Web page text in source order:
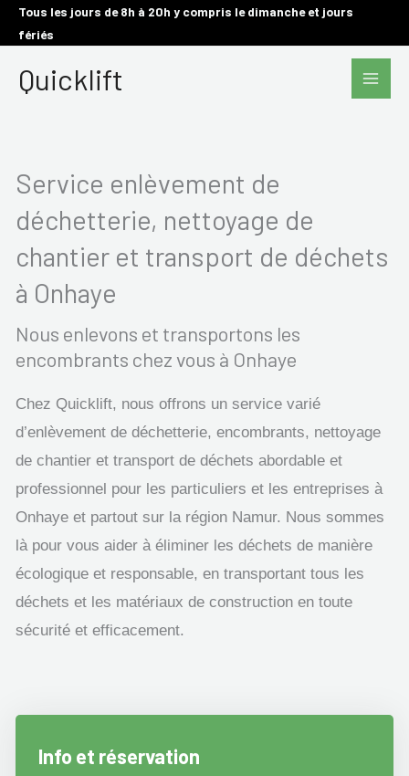
AllerTous les jours de 8h à 20h y compris le dimanche et jours
fériés
Quicklift
Main
Service enlèvement de
déchetterie, nettoyage de
chantier et transport de déchets
à Onhaye
Nous enlevons et transportons les
encombrants chez vous à Onhaye
Chez Quicklift, nous offrons un service varié
d’enlèvement de déchetterie, encombrants, nettoyage
de chantier et transport de déchets abordable et
professionnel pour les particuliers et les entreprises à
Onhaye et partout sur la région Namur. Nous sommes
là pour vous aider à éliminer les déchets de manière
écologique et responsable, en transportant tous les
déchets et les matériaux de construction en toute
sécurité et efficacement.
Info et réservation